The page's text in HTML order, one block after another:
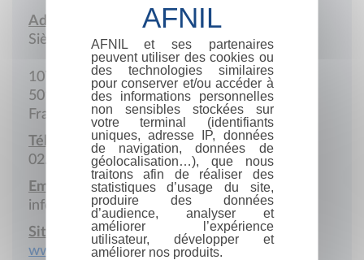
Adresse :
Siège social
107 Avenue de Paris
50100 Cherbourg-en-Cotentin
France
Téléphone :
02.33.22.99.23
Email :
infos@lepointdujour.eu
Site Internet :
www.lepointdujour.eu
AFNIL et ses partenaires
peuvent utiliser des cookies ou
des technologies similaires
pour conserver et/ou accéder à
des informations personnelles
non sensibles stockées sur
votre terminal (identifiants
uniques, adresse IP, données
de navigation, données de
géolocalisation…), que nous
traitons afin de réaliser des
statistiques d’usage du site,
produire des données
d’audience, analyser et
améliorer l’expérience
utilisateur, développer et
améliorer nos produits.